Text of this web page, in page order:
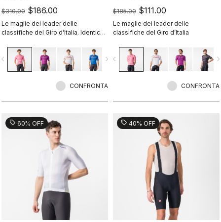
$310.00 $186.00
Le maglie dei leader delle
classifiche del Giro d’Italia. Identiche
navigate_next
CONFRONTA
$185.00 $111.00
Le maglie dei leader delle
classifiche del Giro d’Italia
navigate_before
CONFRONTA
sell 60% OFF sell 40% OFF